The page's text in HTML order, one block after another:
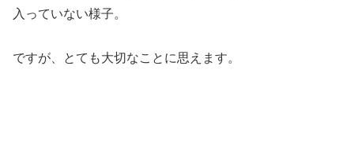
入っていない様子。
ですが、とても大切なことに思えます。